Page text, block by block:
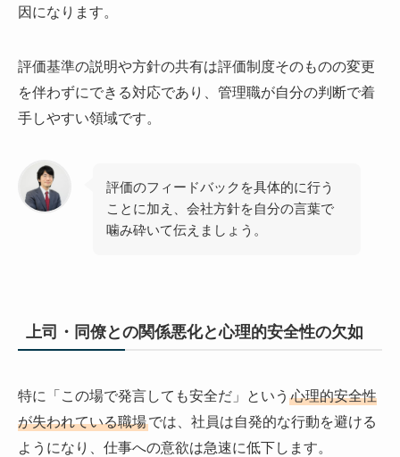
因になります。
評価基準の説明や方針の共有は評価制度そのものの変更
を伴わずにできる対応であり、管理職が自分の判断で着
手しやすい領域です。
評価のフィードバックを具体的に行う
ことに加え、会社方針を自分の言葉で
噛み砕いて伝えましょう。
上司・同僚との関係悪化と心理的安全性の欠如
特に「この場で発言しても安全だ」という 心理的安全性
が失われている職場では、社員は自発的な行動を避ける
ようになり、仕事への意欲は急速に低下します。